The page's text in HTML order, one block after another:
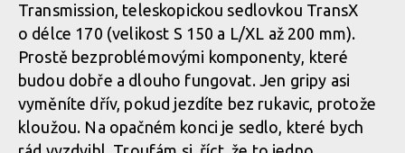
Whyte Kado v akci
Whyte Kado v akci
Transmission, teleskopickou sedlovkou TransX
o délce 170 (velikost S 150 a L/XL až 200 mm).
Prostě bezproblémovými komponenty, které
budou dobře a dlouho fungovat. Jen gripy asi
vyměníte dřív, pokud jezdíte bez rukavic, protože
kloužou. Na opačném konci je sedlo, které bych